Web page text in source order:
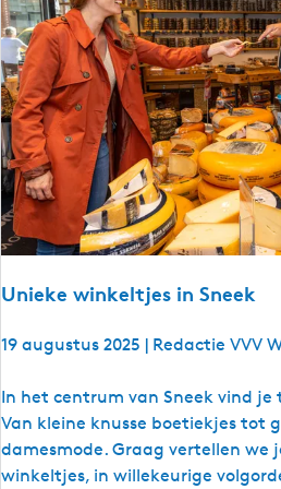
a
d
n
e
e
m
t
j
e
m
e
a
a
r
h
Unieke winkeltjes in Sneek
19 augustus 2025 | Redactie VVV
U
n
i
e
In het centrum van Sneek vind
Van kleine knusse boetiekjes tot
damesmode. Graag vertellen we
winkeltjes, in willekeurige